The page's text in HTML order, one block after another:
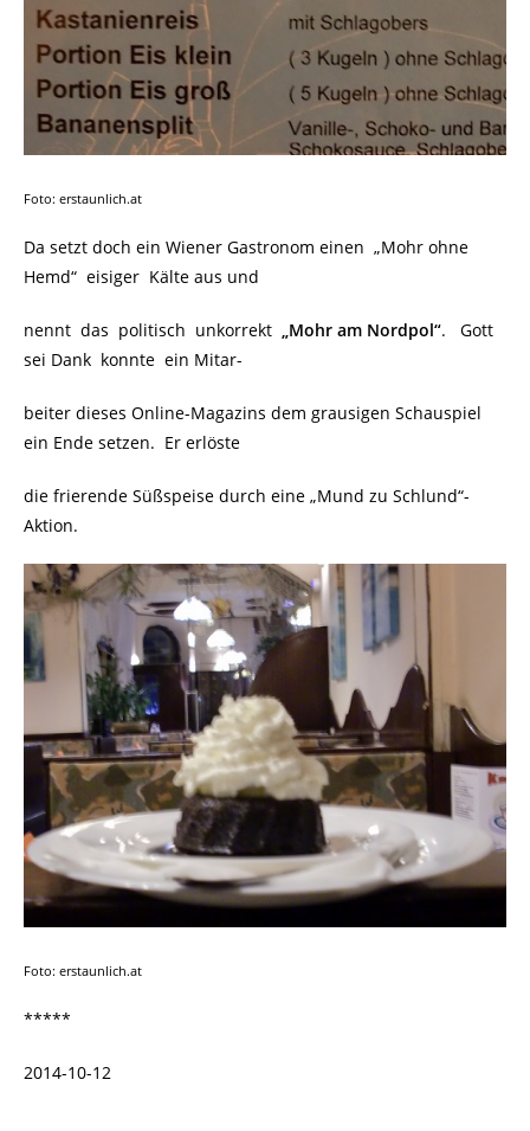
Foto: erstaunlich.at
Da setzt doch ein Wiener Gastronom einen „Mohr ohne
Hemd“ eisiger Kälte aus und
nennt das politisch unkorrekt „Mohr am Nordpol“. Gott
sei Dank konnte ein Mitar-
beiter dieses Online-Magazins dem grausigen Schauspiel
ein Ende setzen. Er erlöste
die frierende Süßspeise durch eine „Mund zu Schlund“-
Aktion.
Foto: erstaunlich.at
*****
2014-10-12